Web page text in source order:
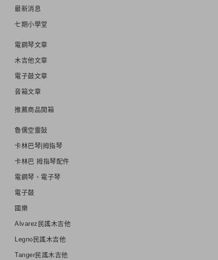
最新消息
七期小學堂
電鋼琴文章
木吉他文章
電子鼓文章
音箱文章
推薦商品開箱
魯儒空靈鼔
卡林巴琴|拇指琴
卡林巴 拇指琴配件
電鋼琴、電子琴
電子鼓
國樂
Alvarez民謠木吉他
Legno民謠木吉他
Tanger民謠木吉他